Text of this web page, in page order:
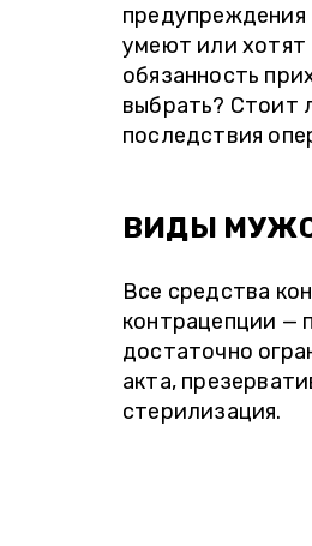
умеют или хотят
обязанность
выбрать? Стоит
последствия
ВИДЫ
Все средства
контрацепции —
достаточно
акта,
стерилизация.